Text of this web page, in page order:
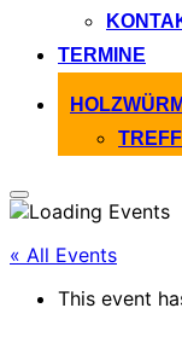
TERMINE
Seitenleiste
&
umschalten
« All Events
This event